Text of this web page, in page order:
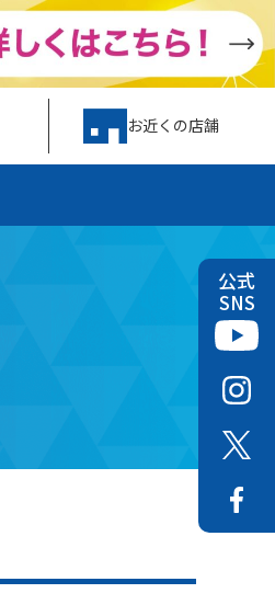
お近くの店舗
公式
SNS